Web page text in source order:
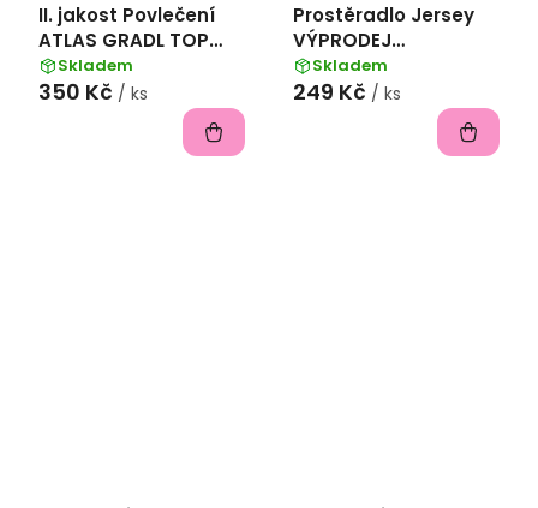
II. jakost Povlečení
ATLAS GRADL TOP
HOTEL
140x200+70x90 pruh
2 cm - hotel. uzávěr
Skladem
350 Kč / ks
Prostěradlo Jersey
VÝPRODEJ
140x200x35 Oranžové
Skladem
249 Kč / ks